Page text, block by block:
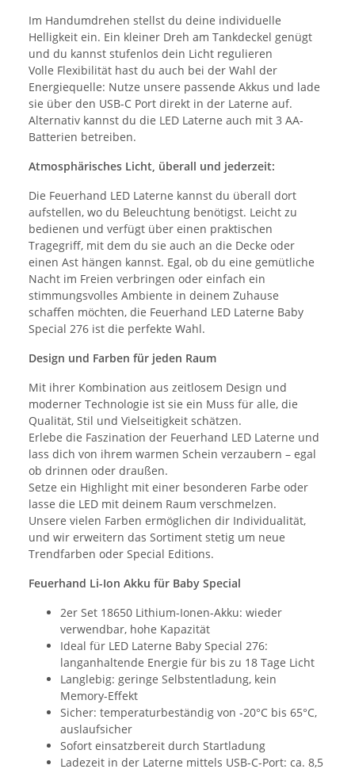
Im Handumdrehen stellst du deine individuelle
Helligkeit ein. Ein kleiner Dreh am Tankdeckel genügt
und du kannst stufenlos dein Licht regulieren
Volle Flexibilität hast du auch bei der Wahl der
Energiequelle: Nutze unsere passende Akkus und lade
sie über den USB-C Port direkt in der Laterne auf.
Alternativ kannst du die LED Laterne auch mit 3 AA-
Batterien betreiben.
Atmosphärisches Licht, überall und jederzeit:
Die Feuerhand LED Laterne kannst du überall dort
aufstellen, wo du Beleuchtung benötigst. Leicht zu
bedienen und verfügt über einen praktischen
Tragegriff, mit dem du sie auch an die Decke oder
einen Ast hängen kannst. Egal, ob du eine gemütliche
Nacht im Freien verbringen oder einfach ein
stimmungsvolles Ambiente in deinem Zuhause
schaffen möchten, die Feuerhand LED Laterne Baby
Special 276 ist die perfekte Wahl.
Design und Farben für jeden Raum
Mit ihrer Kombination aus zeitlosem Design und
moderner Technologie ist sie ein Muss für alle, die
Qualität, Stil und Vielseitigkeit schätzen.
Erlebe die Faszination der Feuerhand LED Laterne und
lass dich von ihrem warmen Schein verzaubern – egal
ob drinnen oder draußen.
Setze ein Highlight mit einer besonderen Farbe oder
lasse die LED mit deinem Raum verschmelzen.
Unsere vielen Farben ermöglichen dir Individualität,
und wir erweitern das Sortiment stetig um neue
Trendfarben oder Special Editions.
Feuerhand Li-Ion Akku für Baby Special
2er Set 18650 Lithium-Ionen-Akku: wieder
verwendbar, hohe Kapazität
Ideal für LED Laterne Baby Special 276:
langanhaltende Energie für bis zu 18 Tage Licht
Langlebig: geringe Selbstentladung, kein
Memory-Effekt
Sicher: temperaturbeständig von -20°C bis 65°C,
auslaufsicher
Sofort einsatzbereit durch Startladung
Ladezeit in der Laterne mittels USB-C-Port: ca. 8,5